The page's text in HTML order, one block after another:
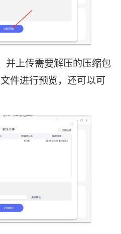
并上传需要解压的压缩包
件进行预览，还可以可